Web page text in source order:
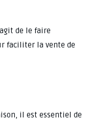
de le faire
faciliter la vente de
il est essentiel de